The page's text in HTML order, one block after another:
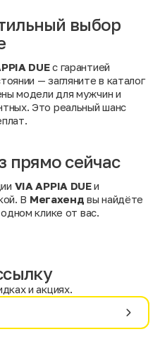
выбор
DUEс гарантией
— загляните в каталог
модели для мужчин и
Это реальный шанс
прямо сейчас
VIA APPIA DUEи
В Мегахенд вы найдёте
клике от вас.
и акциях.